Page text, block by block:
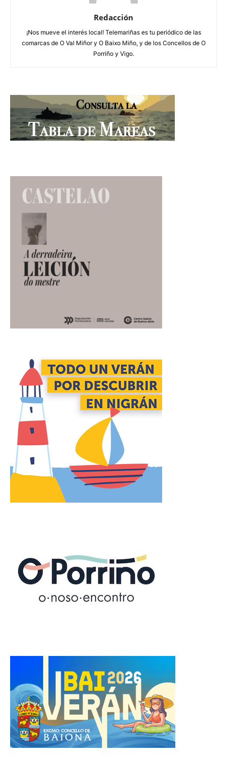
Redacción
¡Nos mueve el interés local! Telemariñas es tu periódico de las
comarcas de O Val Miñor y O Baixo Miño, y de los Concellos de O
Porriño y Vigo.